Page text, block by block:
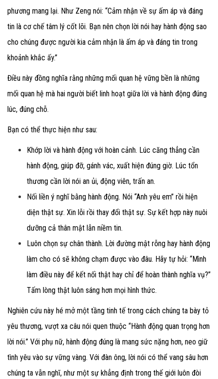
phương mang lại. Như Zeng nói: “Cảm nhận về sự ấm áp và đáng
tin là cơ chế tâm lý cốt lõi. Bạn nên chọn lời nói hay hành động sao
cho chúng được người kia cảm nhận là ấm áp và đáng tin trong
khoảnh khắc ấy.”
Điều này đồng nghĩa rằng những mối quan hệ vững bền là những
mối quan hệ mà hai người biết linh hoạt giữa lời và hành động đúng
lúc, đúng chỗ.
Bạn có thể thực hiện như sau:
Khớp lời và hành động với hoàn cảnh. Lúc căng thẳng cần
hành động, giúp đỡ, gánh vác, xuất hiện đúng giờ. Lúc tổn
thương cần lời nói an ủi, động viên, trấn an.
Nối liền ý nghĩ bằng hành động. Nói “Anh yêu em” rồi hiện
diện thật sự. Xin lỗi rồi thay đổi thật sự. Sự kết hợp này nuôi
dưỡng cả thân mật lẫn niềm tin.
Luôn chọn sự chân thành. Lời đường mật rỗng hay hành động
làm cho có sẽ không chạm được vào đâu. Hãy tự hỏi: “Mình
làm điều này để kết nối thật hay chỉ để hoàn thành nghĩa vụ?”
Tấm lòng thật luôn sáng hơn mọi hình thức.
Nghiên cứu này hé mở một tầng tinh tế trong cách chúng ta bày tỏ
yêu thương, vượt xa câu nói quen thuộc “Hành động quan trọng hơn
lời nói.” Với phụ nữ, hành động đúng là mang sức nặng hơn, neo giữ
tình yêu vào sự vững vàng. Với đàn ông, lời nói có thể vang sâu hơn
chúng ta vẫn nghĩ, như một sự khẳng định trong thế giới luôn đòi